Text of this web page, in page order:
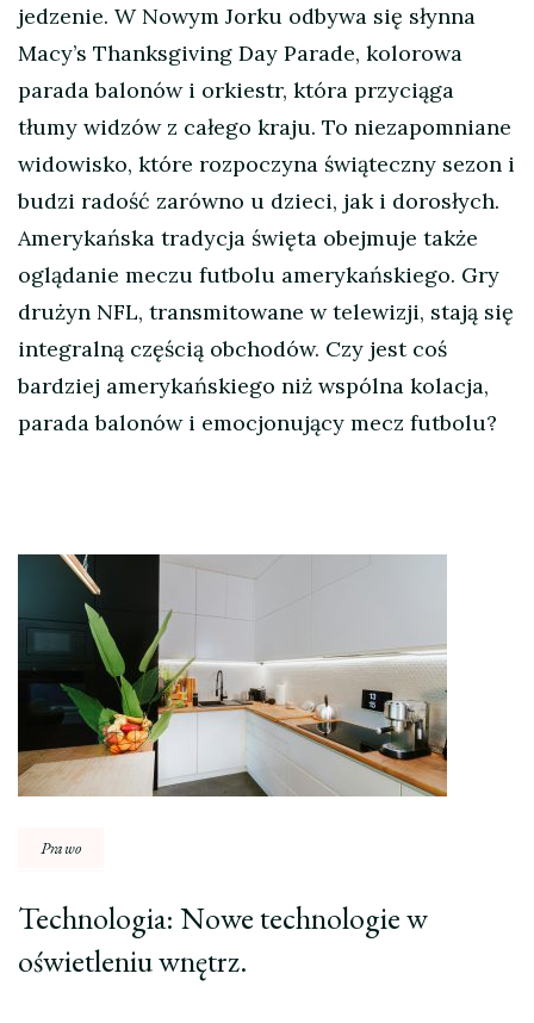
jedzenie. W Nowym Jorku odbywa się słynna
Macy’s Thanksgiving Day Parade, kolorowa
parada balonów i orkiestr, która przyciąga
tłumy widzów z całego kraju. To niezapomniane
widowisko, które rozpoczyna świąteczny sezon i
budzi radość zarówno u dzieci, jak i dorosłych.
Amerykańska tradycja święta obejmuje także
oglądanie meczu futbolu amerykańskiego. Gry
drużyn NFL, transmitowane w telewizji, stają się
integralną częścią obchodów. Czy jest coś
bardziej amerykańskiego niż wspólna kolacja,
parada balonów i emocjonujący mecz futbolu?
Nawigacja
wpisu
Prawo
Technologia: Nowe technologie w
oświetleniu wnętrz.